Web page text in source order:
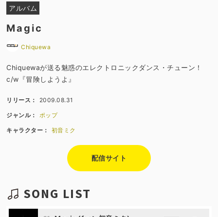
アルバム
Magic
Chiquewa
Chiquewaが送る魅惑のエレクトロニックダンス・チューン！
c/w『冒険しようよ』
リリース： 2009.08.31
ジャンル： ポップ
キャラクター： 初音ミク
配信サイト
SONG LIST